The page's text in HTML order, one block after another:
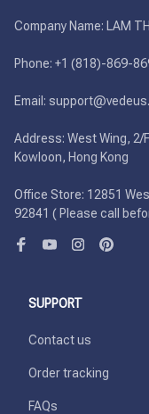
Company Name: LAM
Phone: +1 (818)-869-
Email:
Address: West Wing, 2/
Kowloon, Hong Kong
Office Store: 12851
92841 ( Please call
SUPPORT
Contact us
Order tracking
FAQs